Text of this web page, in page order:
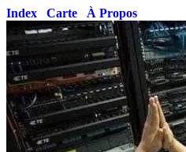
Index Carte À Propos